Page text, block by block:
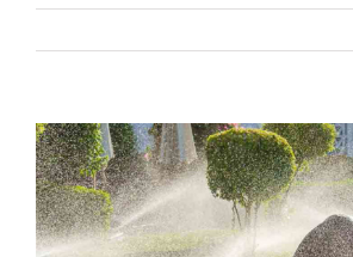
Zeige
grösseres
Bild